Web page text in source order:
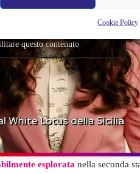
Cookie Policy
i cookie marketing e
questo contenuto
esplorata nella seconda